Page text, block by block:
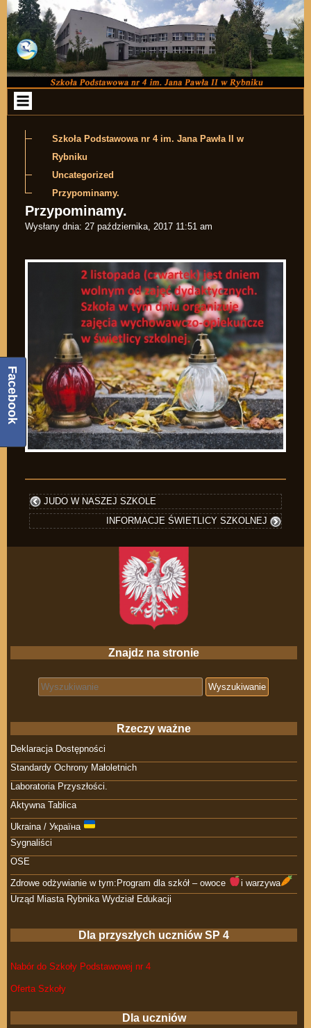
Przejdź do zawartości
Szkoła Podstawowa nr 4 im. Jana Pawła II w
Rybniku
Uncategorized
Przypominamy.
Przypominamy.
Wysłany dnia: 27 października, 2017 11:51 am
JUDO W NASZEJ SZKOLE
INFORMACJE ŚWIETLICY SZKOLNEJ
Znajdz na stronie
Search for:
Rzeczy ważne
Deklaracja Dostępności
Standardy Ochrony Małoletnich
Laboratoria Przyszłości.
Aktywna Tablica
Ukraina / Україна
Sygnaliści
OSE
Zdrowe odżywianie w tym:Program dla szkół – owoce
i warzywa
Urząd Miasta Rybnika Wydział Edukacji
Dla przyszłych uczniów SP 4
Nabór do Szkoły Podstawowej nr 4
Oferta Szkoły
Dla uczniów
Facebook